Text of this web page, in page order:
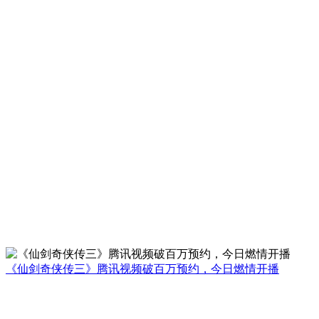
《仙剑奇侠传三》腾讯视频破百万预约，今日燃情开播